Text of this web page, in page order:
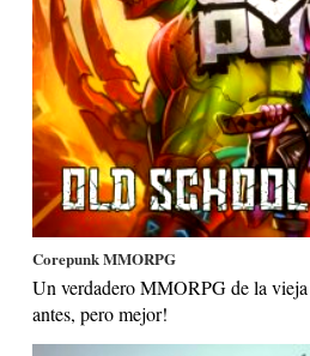
Corepunk MMORPG
Un verdadero MMORPG de la vieja
antes, pero mejor!